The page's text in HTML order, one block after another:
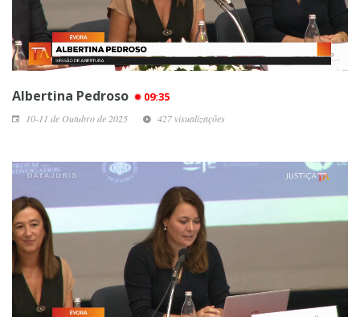
Albertina Pedroso 09:35
10-11 de Outubro de 2025 427 visualizações